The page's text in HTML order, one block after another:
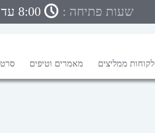
שעות פתיחה :
לקוחות ממליצים מאמרים וטיפים